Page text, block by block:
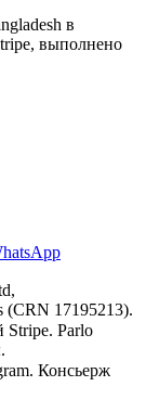
в
выполнено
(CRN 17195213).
Stripe. Parlo
Консьерж